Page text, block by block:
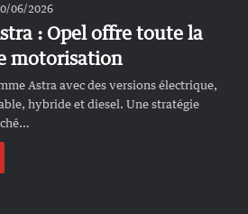
06/2026
: Opel offre toute la
motorisation
Astra avec des versions électrique,
hybride et diesel. Une stratégie